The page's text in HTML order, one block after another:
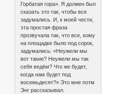
Горбатая гора». Я должен был
сказать это так, чтобы все
задумались. И, к моей чести,
эта простая фраза
прозвучала так, что все, кому
на площадке было под сорок,
задумались: «Неужели мы
вот такие? Неужели мы так
себя ведём? Что же будет,
когда нам будет под
восемьдесят?» Это мне потм
Энг рассказывал.